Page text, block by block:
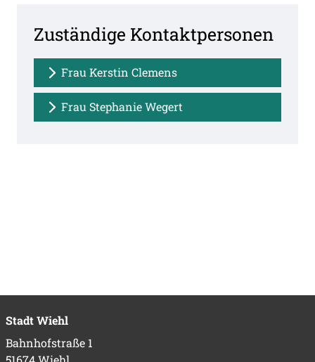
Zuständige Kontaktpersonen
Frau Kerstin Clemens
Frau Stephanie Wegert
Stadt Wiehl
Bahnhofstraße 1